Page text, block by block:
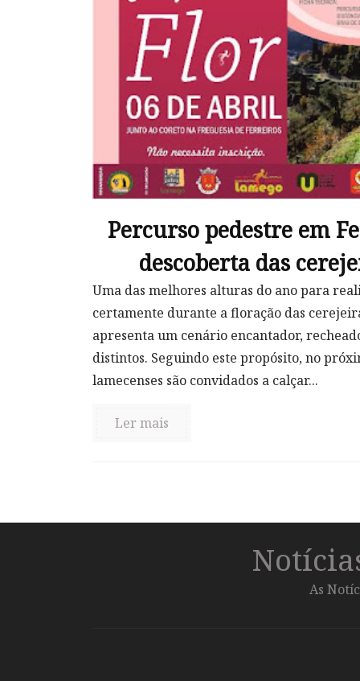
Percurso pedestre em
descoberta das
Uma das melhores alturas do ano para
certamente durante a floração das
apresenta um cenário encantador,
distintos. Seguindo este propósito, no
lamecenses são convidados a calçar...
Ler mais
As